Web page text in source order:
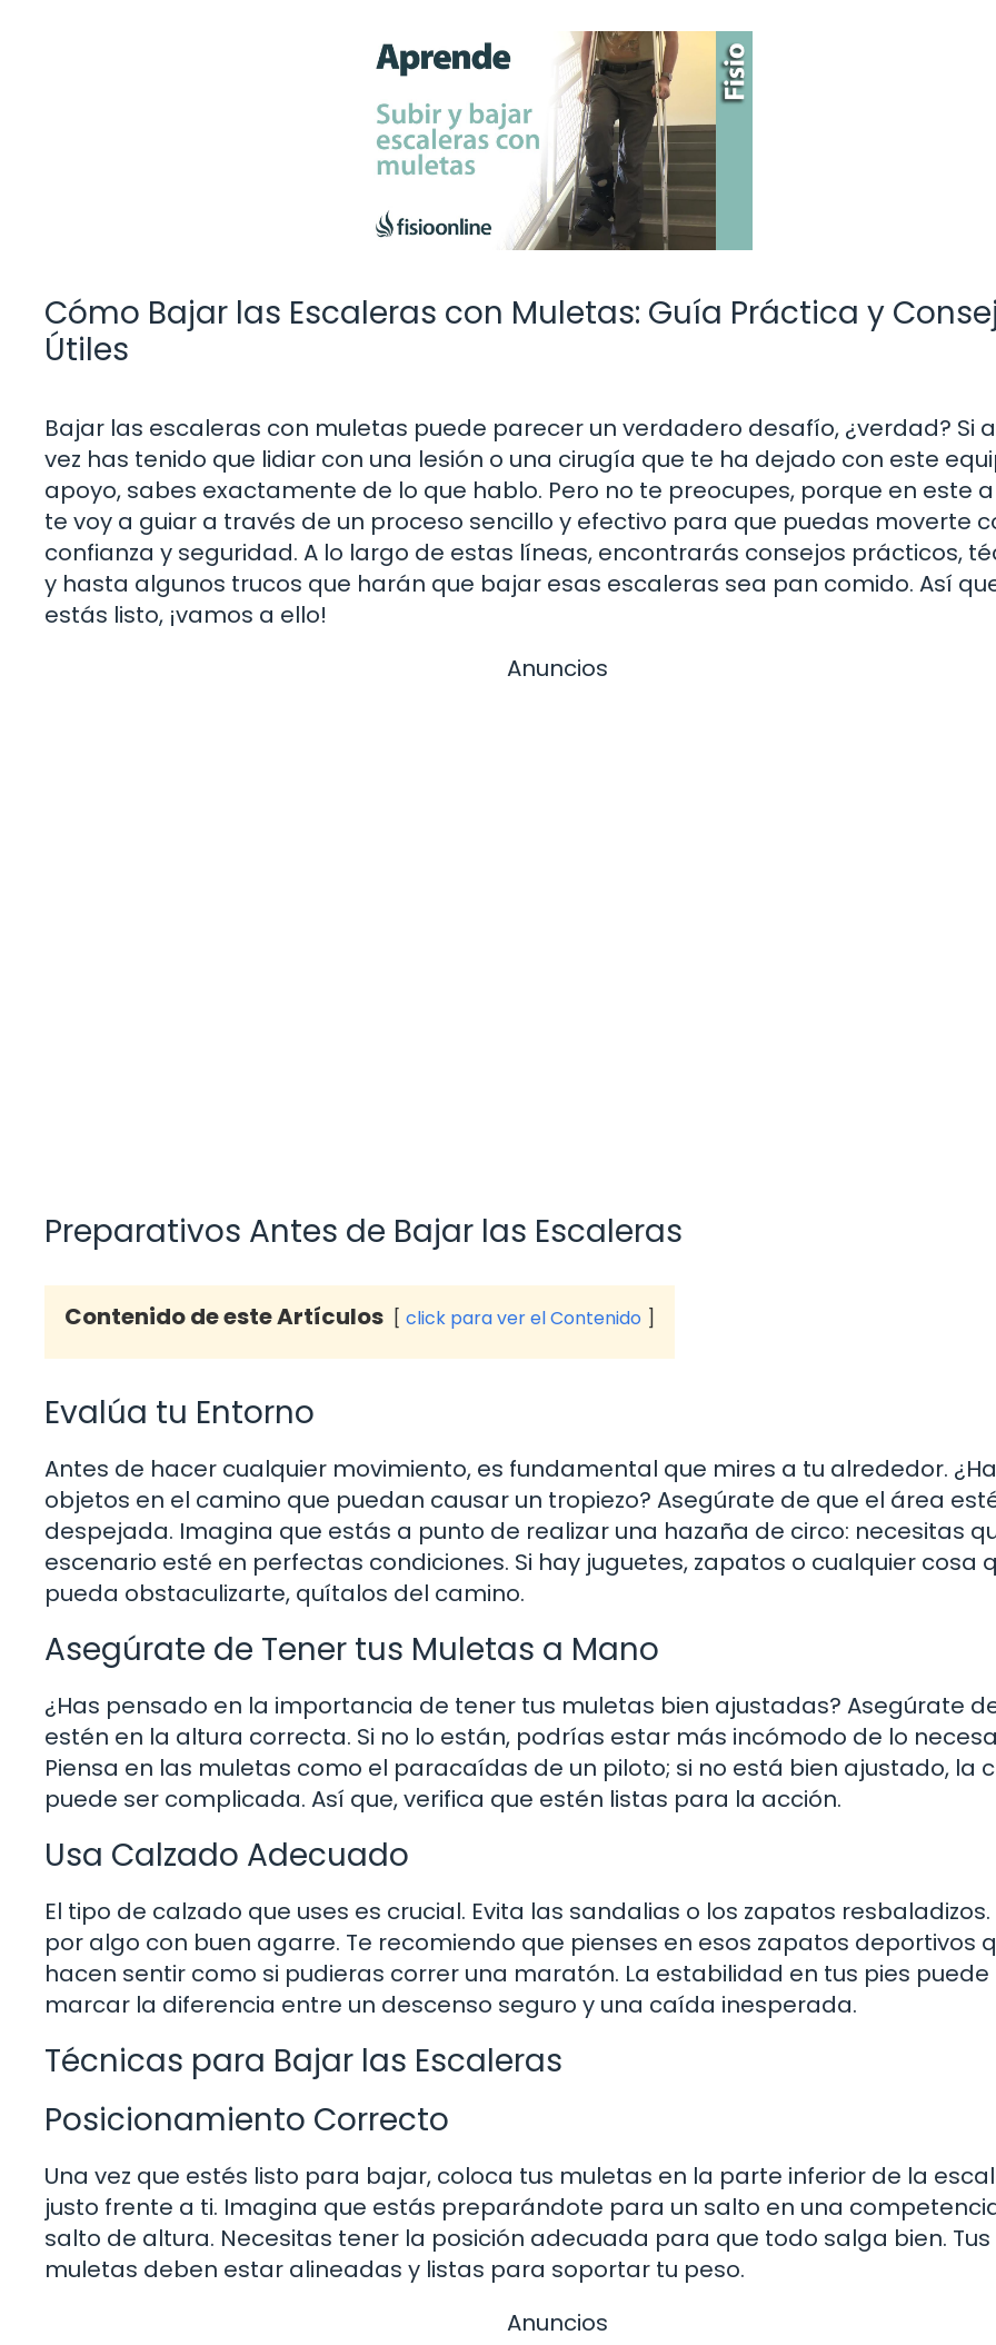
Cómo Bajar las Escaleras con Muletas: Guía Práctica y
Útiles
Bajar las escaleras con muletas puede parecer un verdadero desafío, ¿verdad? Si
vez has tenido que lidiar con una lesión o una cirugía que te ha dejado con este
apoyo, sabes exactamente de lo que hablo. Pero no te preocupes, porque en este
te voy a guiar a través de un proceso sencillo y efectivo para que puedas moverte
confianza y seguridad. A lo largo de estas líneas, encontrarás consejos prácticos,
y hasta algunos trucos que harán que bajar esas escaleras sea pan comido. Así
estás listo, ¡vamos a ello!
Anuncios
Preparativos Antes de Bajar las Escaleras
Contenido de este Artículos click para ver el Contenido
Evalúa tu Entorno
Antes de hacer cualquier movimiento, es fundamental que mires a tu alrededor.
objetos en el camino que puedan causar un tropiezo? Asegúrate de que el área
despejada. Imagina que estás a punto de realizar una hazaña de circo: necesitas
escenario esté en perfectas condiciones. Si hay juguetes, zapatos o cualquier cosa
pueda obstaculizarte, quítalos del camino.
Asegúrate de Tener tus Muletas a Mano
¿Has pensado en la importancia de tener tus muletas bien ajustadas? Asegúrate
estén en la altura correcta. Si no lo están, podrías estar más incómodo de lo
Piensa en las muletas como el paracaídas de un piloto; si no está bien ajustado, la
puede ser complicada. Así que, verifica que estén listas para la acción.
Usa Calzado Adecuado
El tipo de calzado que uses es crucial. Evita las sandalias o los zapatos
por algo con buen agarre. Te recomiendo que pienses en esos zapatos deportivos
hacen sentir como si pudieras correr una maratón. La estabilidad en tus pies puede
marcar la diferencia entre un descenso seguro y una caída inesperada.
Técnicas para Bajar las Escaleras
Posicionamiento Correcto
Una vez que estés listo para bajar, coloca tus muletas en la parte inferior de la
justo frente a ti. Imagina que estás preparándote para un salto en una
salto de altura. Necesitas tener la posición adecuada para que todo salga bien. Tus
muletas deben estar alineadas y listas para soportar tu peso.
Anuncios